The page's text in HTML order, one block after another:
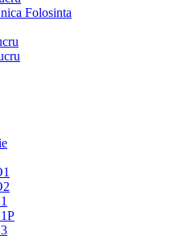
Folosinta